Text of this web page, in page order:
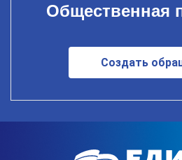
Общественная
Создать